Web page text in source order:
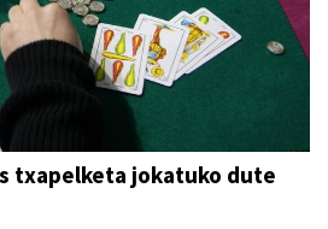
txapelketa jokatuko dute